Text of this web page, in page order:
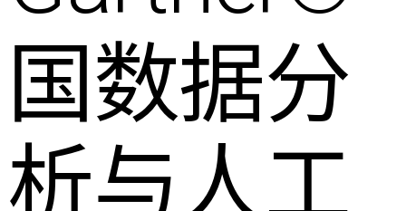
国数据分
析与人工